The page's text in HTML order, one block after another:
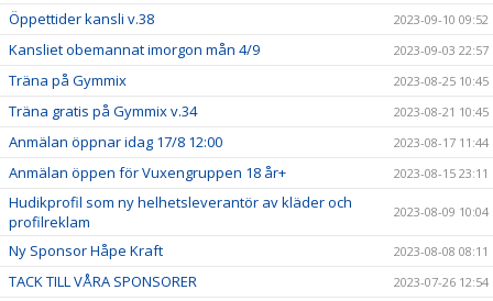
Öppettider kansli v.38 2023-09-10 09:52
Kansliet obemannat imorgon mån 4/9 2023-09-03 22:57
Träna på Gymmix 2023-08-25 10:45
Träna gratis på Gymmix v.34 2023-08-21 10:45
Anmälan öppnar idag 17/8 12:00 2023-08-17 11:44
Anmälan öppen för Vuxengruppen 18 år+ 2023-08-15 23:11
Hudikprofil som ny helhetsleverantör av kläder och
profilreklam
2023-08-09 10:04
Ny Sponsor Håpe Kraft 2023-08-08 08:11
TACK TILL VÅRA SPONSORER 2023-07-26 12:54